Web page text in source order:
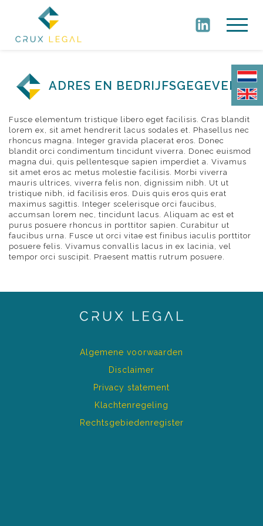
ADRES EN BEDRIJFSGEGEVENS
Fusce elementum tristique libero eget facilisis. Cras blandit
lorem ex, sit amet hendrerit lacus sodales et. Phasellus nec
rhoncus magna. Integer gravida placerat eros. Donec
blandit orci condimentum tincidunt viverra. Donec euismod
magna dui, quis pellentesque sapien imperdiet a. Vivamus
sit amet eros ac metus molestie facilisis. Morbi viverra
mauris ultrices, viverra felis non, dignissim nibh. Ut ut
tristique nibh, id facilisis eros. Duis quis eros quis erat
maximus sagittis. Integer scelerisque orci faucibus,
accumsan lorem nec, tincidunt lacus. Aliquam ac est et
purus posuere rhoncus in porttitor sapien. Curabitur ut
faucibus urna. Fusce ut orci vitae est finibus iaculis porttitor
posuere felis. Vivamus convallis lacus in ex lacinia, vel
tempor orci suscipit. Praesent mattis rutrum posuere.
Algemene voorwaarden
Disclaimer
Privacy statement
Klachtenregeling
Rechtsgebiedenregister